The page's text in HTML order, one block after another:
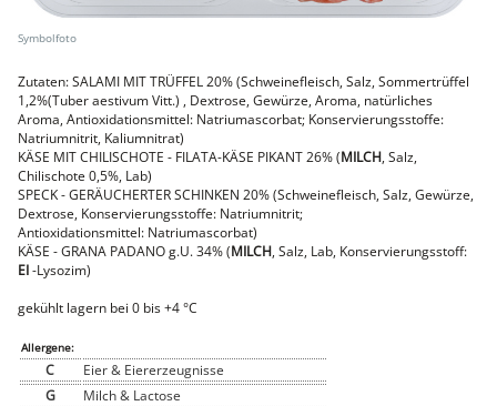
Faschiertes
DELUXE SCHWEIN
STEAKS
DELUXE Rind
Steaks vom SCHWEIN
Nemetz-Menü
Wurstwaren
Putenwurst
Aufschnittwurst
Stangenwurst
Leberkäse
Würstel
Selchwaren
Schinken
Putenschinken
Zutaten: SALAMI MIT TRÜFFEL 20% (Schweinefleisch, Salz, Sommertrüffel
1,2%(Tuber aestivum Vitt.) , Dextrose, Gewürze, Aroma, natürliches
Aroma, Antioxidationsmittel: Natriumascorbat; Konservierungsstoffe:
Natriumnitrit, Kaliumnitrat)
KÄSE MIT CHILISCHOTE - FILATA-KÄSE PIKANT 26% (MILCH, Salz,
Chilischote 0,5%, Lab)
SPECK - GERÄUCHERTER SCHINKEN 20% (Schweinefleisch, Salz, Gewürze,
Dextrose, Konservierungsstoffe: Natriumnitrit;
Antioxidationsmittel: Natriumascorbat)
KÄSE - GRANA PADANO g.U. 34% (MILCH, Salz, Lab, Konservierungsstoff:
EI-Lysozim)
gekühlt lagern bei 0 bis +4 °C
Allergene:
C
Eier & Eiererzeugnisse
G
Milch & Lactose